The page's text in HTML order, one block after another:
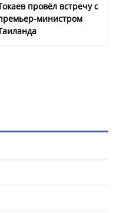
провёл встречу с
министром